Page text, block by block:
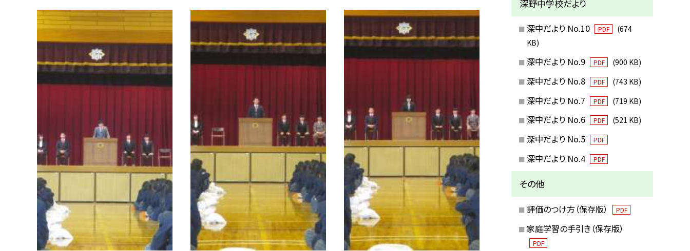
深野中学校だより
深中だより No.10 PDF
(674
KB)
深中だより No.9 PDF (900 KB)
深中だより No.8 PDF (743 KB)
深中だより No.7 PDF (719 KB)
深中だより No.6 PDF (521 KB)
深中だより No.5 PDF
深中だより No.4 PDF
その他
評価のつけ方（保存版） PDF
家庭学習の手引き（保存版）
PDF